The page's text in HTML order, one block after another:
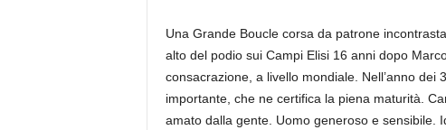
Una Grande Boucle corsa da patrone
alto del podio sui Campi Elisi 16 anni dopo
consacrazione, a livello mondiale. Nell’anno
importante, che ne certifica la piena maturità.
amato dalla gente. Uomo generoso e sensibile.